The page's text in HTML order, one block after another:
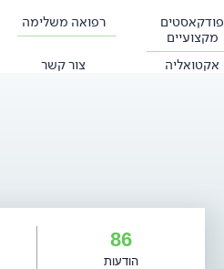
פודקאסטים
מקצועיים
רפואה משלימה
אקטואליה צור קשר
86
הודעות